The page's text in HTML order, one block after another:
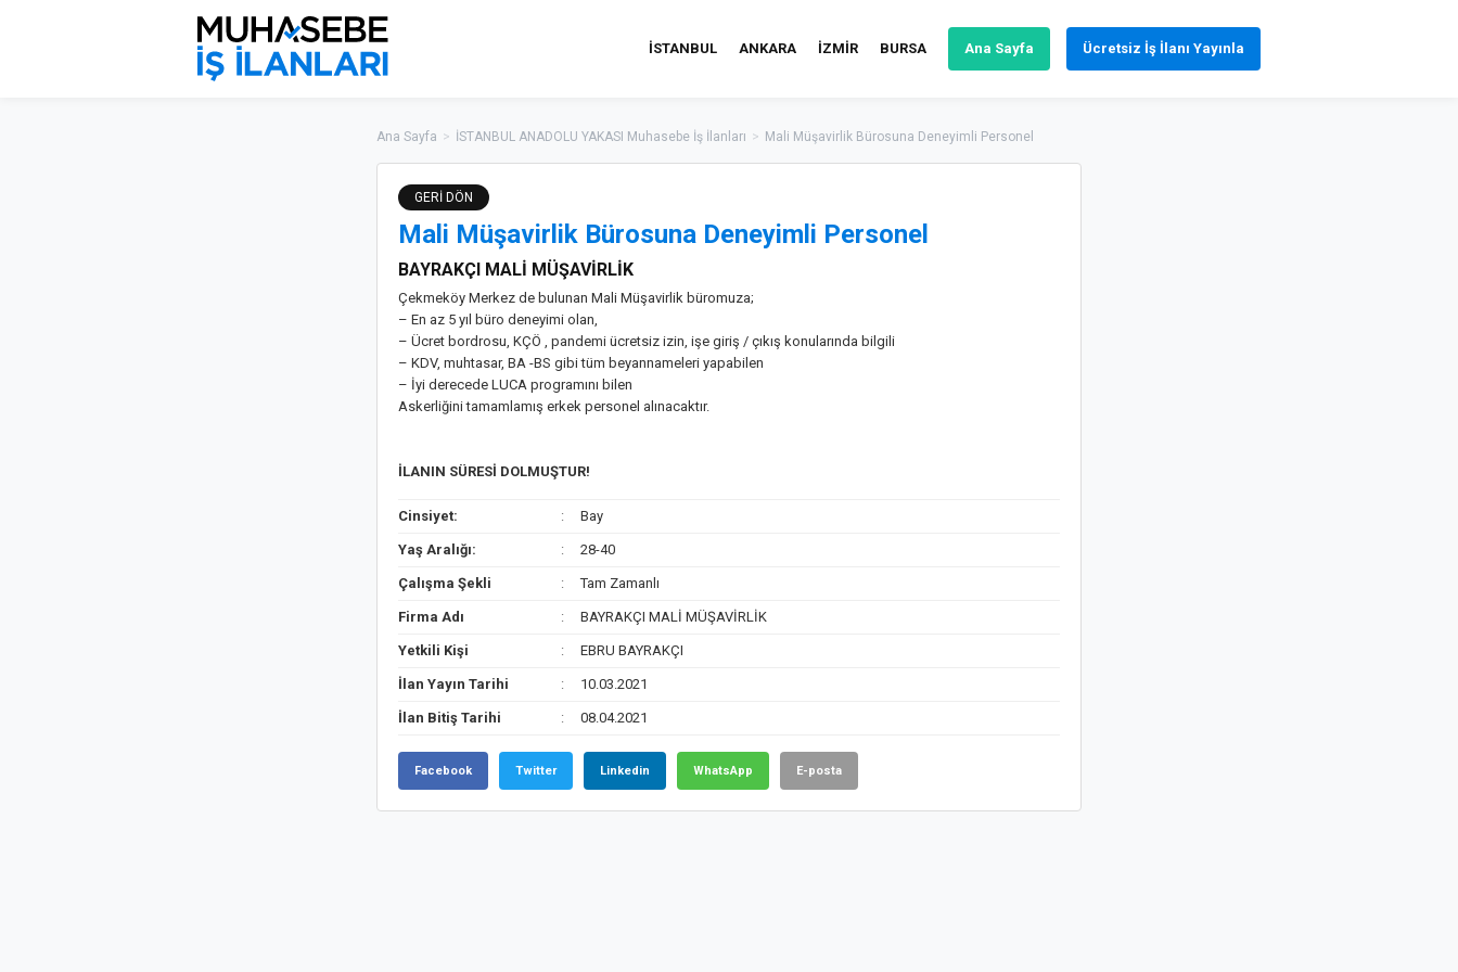
İSTANBUL ANKARA İZMİR BURSA Ana Sayfa Ücretsiz İş İlanı Yayınla
Ana Sayfa > İSTANBUL ANADOLU YAKASI Muhasebe İş İlanları > Mali Müşavirlik Bürosuna Deneyimli Personel
GERİ DÖN
Mali Müşavirlik Bürosuna Deneyimli Personel
BAYRAKÇI MALİ MÜŞAVİRLİK
Çekmeköy Merkez de bulunan Mali Müşavirlik büromuza;
– En az 5 yıl büro deneyimi olan,
– Ücret bordrosu, KÇÖ , pandemi ücretsiz izin, işe giriş / çıkış konularında bilgili
– KDV, muhtasar, BA -BS gibi tüm beyannameleri yapabilen
– İyi derecede LUCA programını bilen
Askerliğini tamamlamış erkek personel alınacaktır.
İLANIN SÜRESİ DOLMUŞTUR!
Cinsiyet: Bay
Yaş Aralığı: 28-40
Çalışma Şekli Tam Zamanlı
Firma Adı BAYRAKÇI MALİ MÜŞAVİRLİK
Yetkili Kişi EBRU BAYRAKÇI
İlan Yayın Tarihi 10.03.2021
İlan Bitiş Tarihi 08.04.2021
Facebook Twitter Linkedin WhatsApp E-posta